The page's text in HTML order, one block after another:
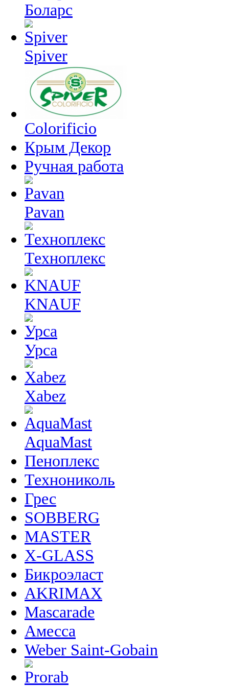
Боларс
Spiver
Colorificio
Крым Декор
Ручная работа
Pavan
Техноплекс
KNAUF
Урса
Xabez
AquaMast
Пеноплекс
Технониколь
Грес
SOBBERG
MASTER
X-GLASS
Бикроэласт
AKRIMAX
Mascarade
Амесса
Weber Saint-Gobain